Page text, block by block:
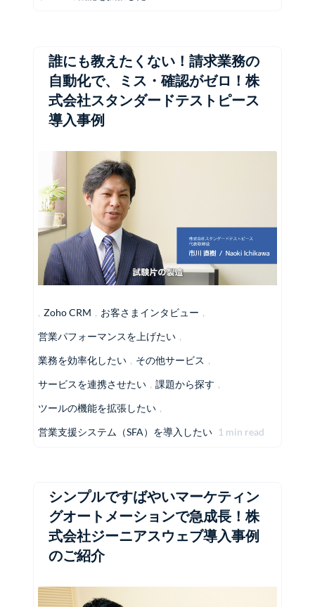
誰にも教えたくない！請求業務の
自動化で、ミス・確認がゼロ！株
式会社スタンダードテストピース
導入事例
, Zoho CRM , お客さまインタビュー ,
営業パフォーマンスを上げたい ,
業務を効率化したい , その他サービス ,
サービスを連携させたい , 課題から探す ,
ツールの機能を拡張したい ,
営業支援システム（SFA）を導入したい 1 min read
シンプルですばやいマーケティン
グオートメーションで急成長！株
式会社ジーニアスウェブ導入事例
のご紹介